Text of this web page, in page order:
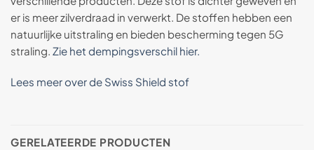
er is meer zilverdraad in verwerkt. De stoffen hebben een
natuurlijke uitstraling en bieden bescherming tegen 5G
straling. Zie het dempingsverschil hier.
Lees meer over de Swiss Shield stof
GERELATEERDE PRODUCTEN